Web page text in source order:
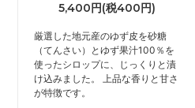
5,400円(税400円)
厳選した地元産のゆず皮を砂糖
（てんさい）とゆず果汁100％を
使ったシロップに、じっくりと漬
け込みました。 上品な香りと甘さ
が特徴です。